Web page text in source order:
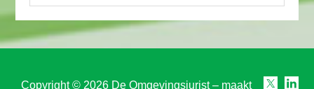
Copyright © 2026 De Omgevingsjurist – maakt